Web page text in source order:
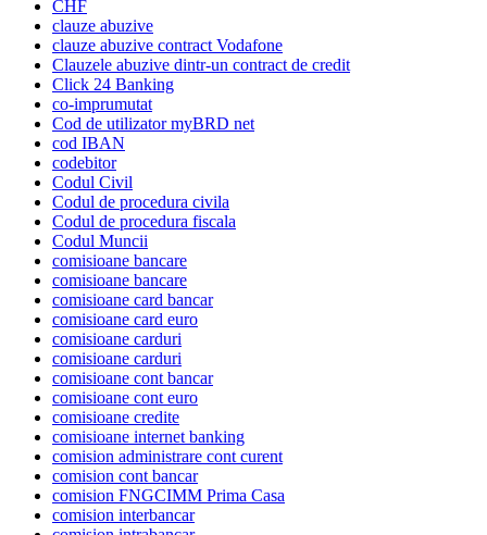
CHF
clauze abuzive
clauze abuzive contract Vodafone
Clauzele abuzive dintr-un contract de credit
Click 24 Banking
co-imprumutat
Cod de utilizator myBRD net
cod IBAN
codebitor
Codul Civil
Codul de procedura civila
Codul de procedura fiscala
Codul Muncii
comisioane bancare
comisioane bancare
comisioane card bancar
comisioane card euro
comisioane carduri
comisioane carduri
comisioane cont bancar
comisioane cont euro
comisioane credite
comisioane internet banking
comision administrare cont curent
comision cont bancar
comision FNGCIMM Prima Casa
comision interbancar